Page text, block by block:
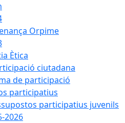
Orpime
Ètica
ciutadana
de participació
participatius
participatius juvenils
2026